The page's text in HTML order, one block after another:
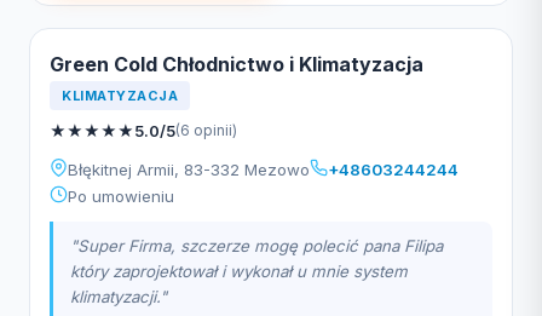
Green Cold Chłodnictwo i Klimatyzacja
KLIMATYZACJA
★★★★★5.0/5(6 opinii)
Błękitnej Armii, 83-332 Mezowo
+48603244244
Po umowieniu
"Super Firma, szczerze mogę polecić pana Filipa
który zaprojektował i wykonał u mnie system
klimatyzacji."